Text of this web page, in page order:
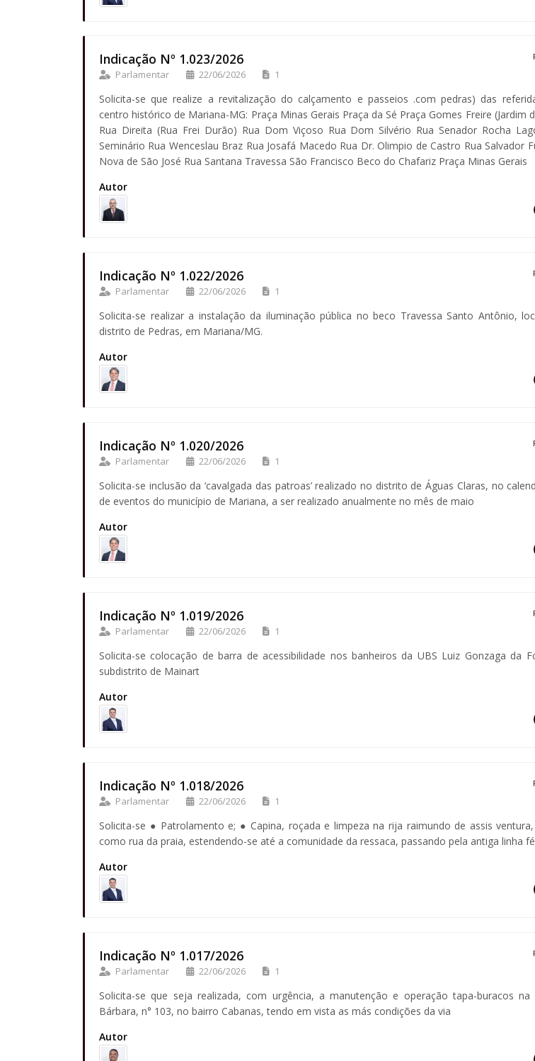
Indicação Nº 1.023/2026
Parlamentar 22/06/2026 1
Solicita-se que realize a revitalização do calçamento e passeios .com pedras) das
centro histórico de Mariana-MG: Praça Minas Gerais Praça da Sé Praça Gomes Freire (Jardim
Rua Direita (Rua Frei Durão) Rua Dom Viçoso Rua Dom Silvério Rua Senador Rocha
Seminário Rua Wenceslau Braz Rua Josafá Macedo Rua Dr. Olimpio de Castro Rua Salvador
Nova de São José Rua Santana Travessa São Francisco Beco do Chafariz Praça Minas Gerais
Autor
Indicação Nº 1.022/2026
Parlamentar 22/06/2026 1
Solicita-se realizar a instalação da iluminação pública no beco Travessa Santo Antônio,
distrito de Pedras, em Mariana/MG.
Autor
Indicação Nº 1.020/2026
Parlamentar 22/06/2026 1
Solicita-se inclusão da ‘cavalgada das patroas’ realizado no distrito de Águas Claras, no
de eventos do município de Mariana, a ser realizado anualmente no mês de maio
Autor
Indicação Nº 1.019/2026
Parlamentar 22/06/2026 1
Solicita-se colocação de barra de acessibilidade nos banheiros da UBS Luiz Gonzaga da
subdistrito de Mainart
Autor
Indicação Nº 1.018/2026
Parlamentar 22/06/2026 1
Solicita-se ● Patrolamento e; ● Capina, roçada e limpeza na rija raimundo de assis
como rua da praia, estendendo-se até a comunidade da ressaca, passando pela antiga linha
Autor
Indicação Nº 1.017/2026
Parlamentar 22/06/2026 1
Solicita-se que seja realizada, com urgência, a manutenção e operação tapa-buracos na
Bárbara, n° 103, no bairro Cabanas, tendo em vista as más condições da via
Autor